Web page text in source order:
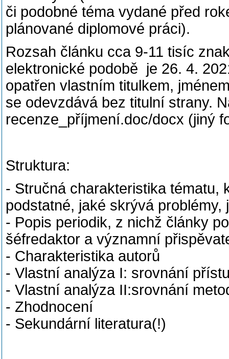
či podobné téma vydané před
plánované diplomové práci).
Rozsah článku cca 9-11 tisíc
elektronické podobě je 26. 4.
opatřen vlastním titulkem,
se odevzdává bez titulní strany.
recenze_příjmení.doc/docx (jiný
Struktura:
- Stručná charakteristika tématu,
podstatné, jaké skrývá
- Popis periodik, z nichž články
šéfredaktor a významní
- Charakteristika autorů
- Vlastní analýza I: srovnání
- Vlastní analýza II:srovnání
- Zhodnocení
- Sekundární literatura(!)